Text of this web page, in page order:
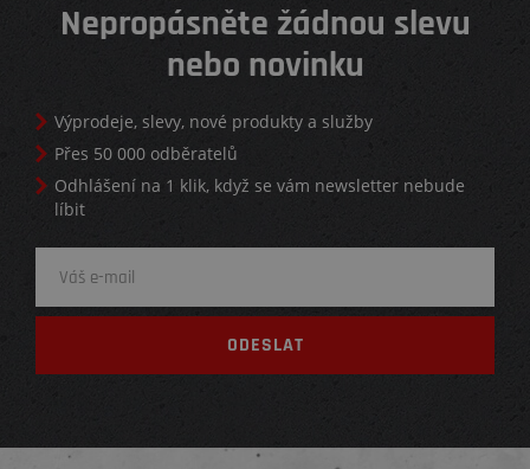
Nepropásněte žádnou slevu
nebo novinku
Výprodeje, slevy, nové produkty a služby
Přes 50 000 odběratelů
Odhlášení na 1 klik, když se vám newsletter nebude
líbit